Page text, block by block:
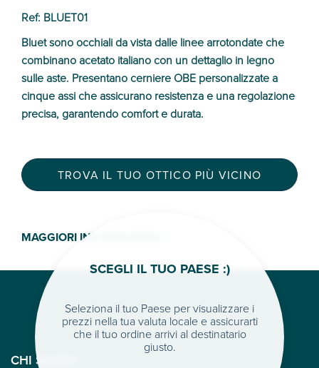
Ref: BLUET01
Bluet sono occhiali da vista dalle linee arrotondate che
combinano acetato italiano con un dettaglio in legno
sulle aste. Presentano cerniere OBE personalizzate a
cinque assi che assicurano resistenza e una regolazione
precisa, garantendo comfort e durata.
TROVA IL TUO OTTICO PIÙ VICINO
MAGGIORI INFORMAZIONI >
CHI SIAMO
SCEGLI IL TUO PAESE :)
Seleziona il tuo Paese per visualizzare i
prezzi nella tua valuta locale e assicurarti
che il tuo ordine arrivi al destinatario
giusto.